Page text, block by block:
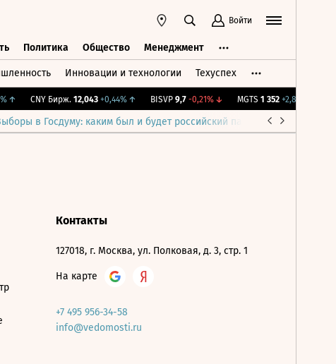
Войти
Политика Общество Менеджмент
Инновации и технологии Техуспех
↑ CNY Бирж. 12,043 +0,44%↑ BISVP 9,7 -0,21%↓ MGTS 1 352 +2,89%
в Госдуму: каким был и будет российский парламент
Контакты
127018, г. Москва, ул. Полковая, д. 3, стр. 1
На карте
+7 495 956-34-58
info@vedomosti.ru